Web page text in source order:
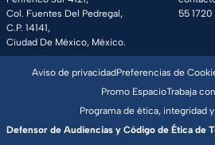
Col. Fuentes Del Pedregal,
C.P. 14141,
Ciudad De México, México.
55 1720
Aviso de privacidadPreferencias de
Promo EspacioTrabaja
Programa de ética, integridad
Defensor de Audiencias y Código de Ética de